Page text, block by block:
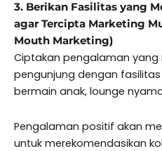
3. Berikan Fasilitas yang
agar Tercipta Marketing
Mouth Marketing)
Ciptakan pengalaman
pengunjung dengan
bermain anak, lounge
Pengalaman positif akan
untuk merekomendasikan